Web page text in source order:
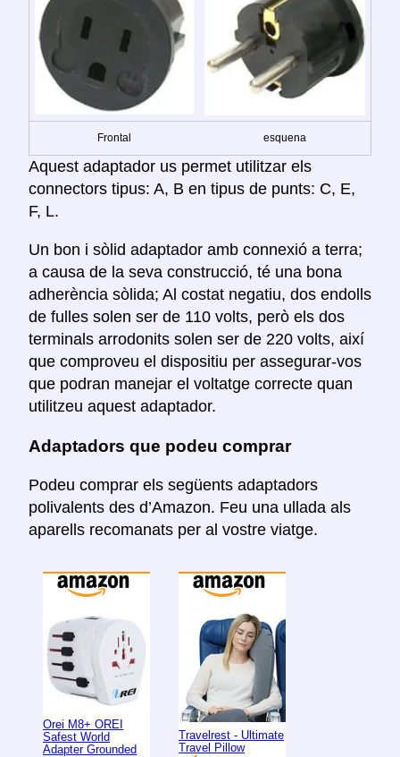
Frontal esquena
Aquest adaptador us permet utilitzar els
connectors tipus: A, B en tipus de punts: C, E,
F, L.
Un bon i sòlid adaptador amb connexió a terra;
a causa de la seva construcció, té una bona
adherència sòlida; Al costat negatiu, dos endolls
de fulles solen ser de 110 volts, però els dos
terminals arrodonits solen ser de 220 volts, així
que comproveu el dispositiu per assegurar-vos
que podran manejar el voltatge correcte quan
utilitzeu aquest adaptador.
Adaptadors que podeu comprar
Podeu comprar els següents adaptadors
polivalents des d’Amazon. Feu una ullada als
aparells recomanats per al vostre viatge.
Orei M8+ OREI
Safest World
Adapter Grounded
Travelrest - Ultimate
Travel Pillow